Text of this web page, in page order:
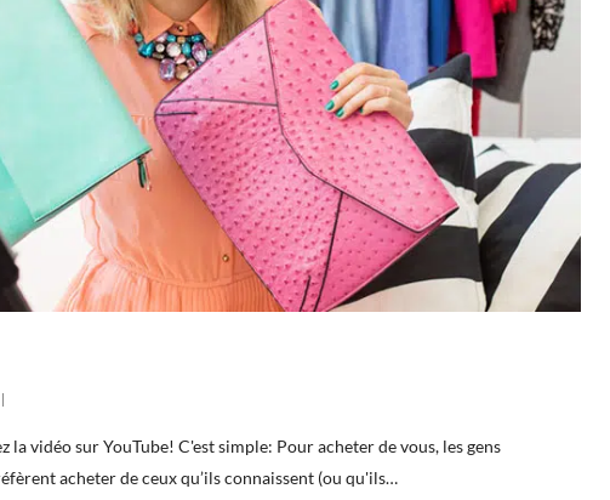
vidéo sur YouTube! C'est simple: Pour acheter de vous, les gens
acheter de ceux qu’ils connaissent (ou qu'ils…